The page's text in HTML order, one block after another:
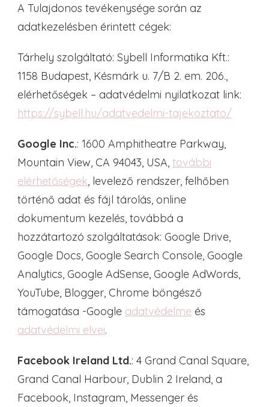
A Tulajdonos tevékenysége során az
adatkezelésben érintett cégek:
Tárhely szolgáltató: Sybell Informatika Kft.:
1158 Budapest, Késmárk u. 7/B 2. em. 206.,
elérhetőségek – adatvédelmi nyilatkozat link:
https://sybell.hu/adatvedelmi-tajekoztato/
Google Inc.: 1600 Amphitheatre Parkway,
Mountain View, CA 94043, USA, további
elérhetőségek, levelező rendszer, felhőben
történő adat és fájl tárolás, online
dokumentum kezelés, továbbá a
hozzátartozó szolgáltatások: Google Drive,
Google Docs, Google Search Console, Google
Analytics, Google AdSense, Google AdWords,
YouTube, Blogger, Chrome böngésző
támogatása -Google adatvédelme és
adatvédelmi elvei.
Facebook Ireland Ltd.: 4 Grand Canal Square,
Grand Canal Harbour, Dublin 2 Ireland, a
Facebook, Instagram, Messenger és